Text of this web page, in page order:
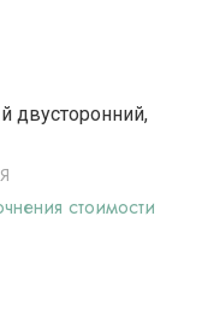
двусторонний,
стоимости